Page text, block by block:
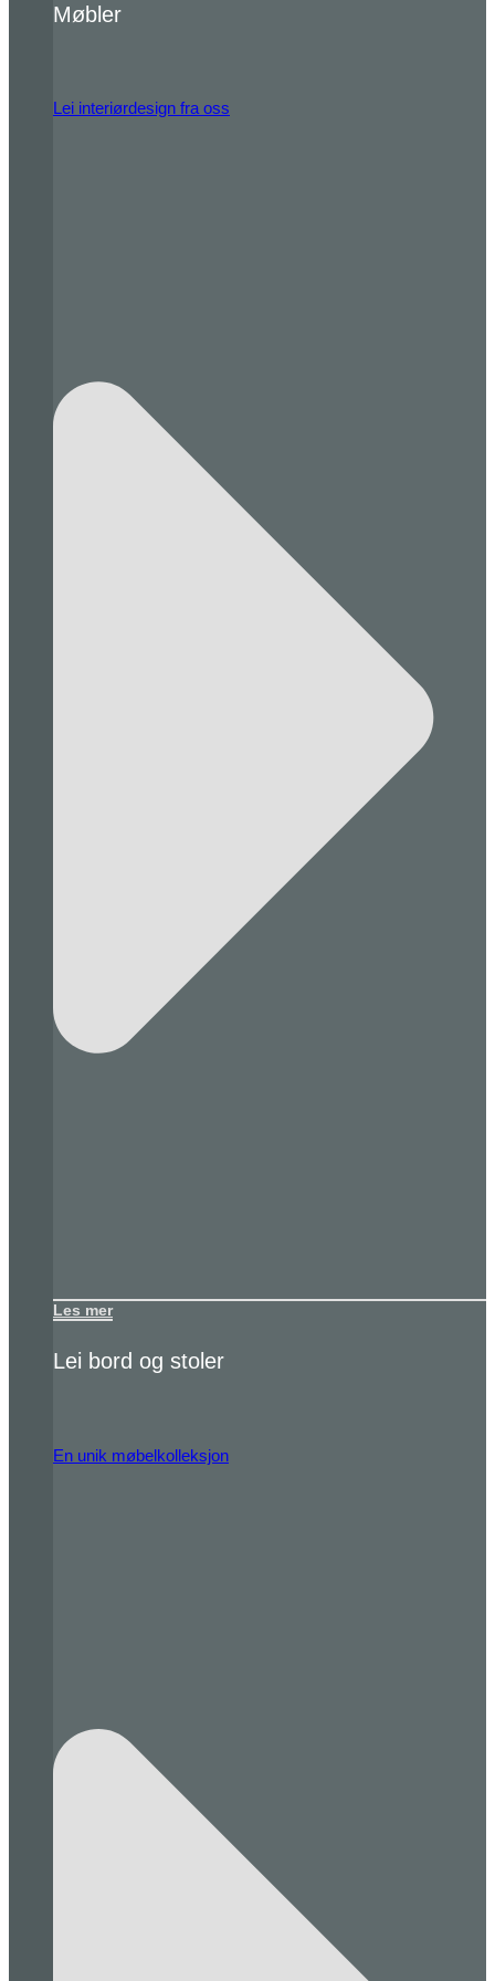
Møbler
Lei interiørdesign fra oss
Les mer
Lei bord og stoler
En unik møbelkolleksjon